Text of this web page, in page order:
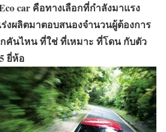
car คือทางเลือกที่กำลังมาแรง
งผลิตมาตอบสนองจำนวนผู้ต้องการ
คันไหน ที่ใช่ ที่เหมาะ ที่โดน กับตัว
ยี่ห้อ